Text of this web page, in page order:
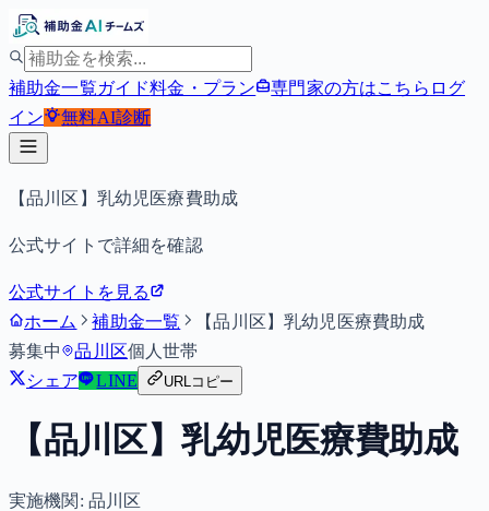
補助金一覧ガイド料金・プラン 専門家の方はこちら ログ
イン
無料AI診断
【品川区】乳幼児医療費助成
公式サイトで詳細を確認
公式サイトを見る
ホーム
補助金一覧
【品川区】乳幼児医療費助成
募集中
品川区個人世帯
シェア
LINE URLコピー
【品川区】乳幼児医療費助成
実施機関: 品川区